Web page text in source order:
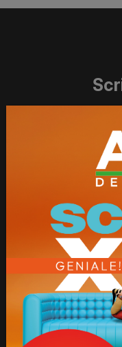
In ogni punto
professionisti
studiati con
scelta di
permettono di
versatilità e
Nome *
Cognome *